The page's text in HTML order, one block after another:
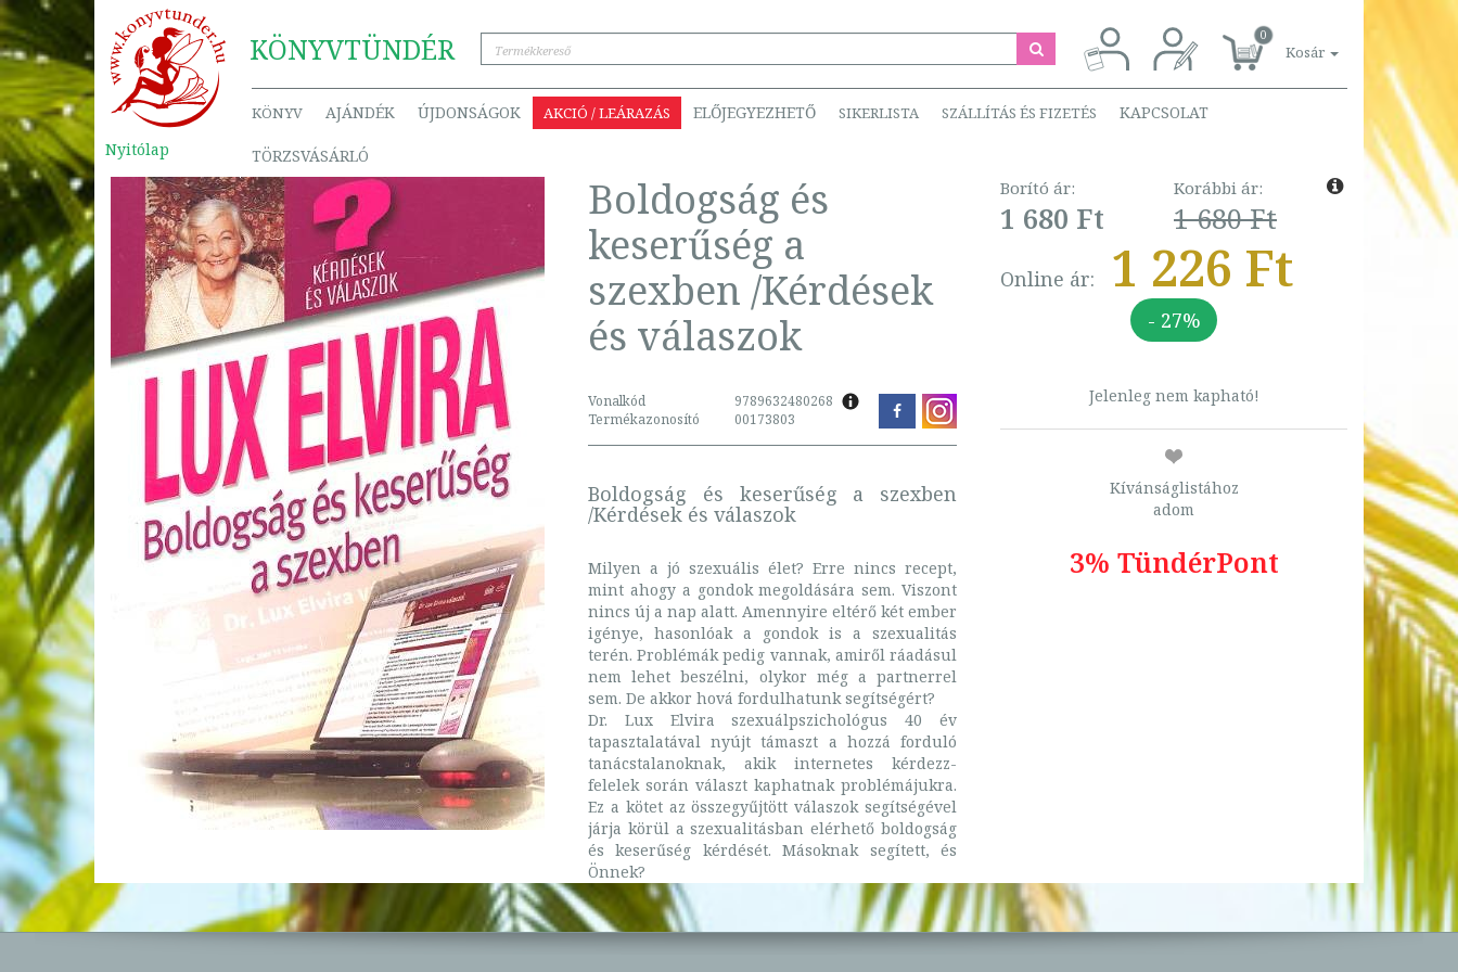
KÖNYVTÜNDÉR 0
Kosár
KÖNYV AJÁNDÉK ÚJDONSÁGOK AKCIÓ / LEÁRAZÁS ELŐJEGYEZHETŐ SIKERLISTA SZÁLLÍTÁS ÉS FIZETÉS KAPCSOLAT
TÖRZSVÁSÁRLÓ
Nyitólap
Boldogság és
keserűség a
szexben /Kérdések
és válaszok
Vonalkód
9789632480268
Termékazonosító
00173803
Boldogság és keserűség a szexben
/Kérdések és válaszok
Milyen a jó szexuális élet? Erre nincs recept,
mint ahogy a gondok megoldására sem. Viszont
nincs új a nap alatt. Amennyire eltérő két ember
igénye, hasonlóak a gondok is a szexualitás
terén. Problémák pedig vannak, amiről ráadásul
nem lehet beszélni, olykor még a partnerrel
sem. De akkor hová fordulhatunk segítségért?
Dr. Lux Elvira szexuálpszichológus 40 év
tapasztalatával nyújt támaszt a hozzá forduló
tanácstalanoknak, akik internetes kérdezz-
felelek során választ kaphatnak problémájukra.
Ez a kötet az összegyűjtött válaszok segítségével
járja körül a szexualitásban elérhető boldogság
és keserűség kérdését. Másoknak segített, és
Önnek?
Borító ár:
1 680 Ft
Korábbi ár:
1 680 Ft
Online ár: 1 226 Ft
- 27%
Jelenleg nem kapható!
Kívánságlistához
adom
3% TündérPont